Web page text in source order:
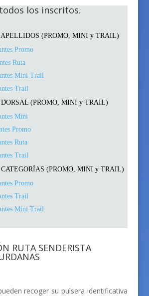
los inscritos.
APELLIDOS (PROMO, MINI y TRAIL)
Promo
Ruta
Mini Trail
Trail
DORSAL (PROMO, MINI y TRAIL)
Mini
Promo
Ruta
Trail
CATEGORÍAS (PROMO, MINI y TRAIL)
Promo
Trail
Mini Trail
RUTA SENDERISTA
recoger su pulsera identificativa